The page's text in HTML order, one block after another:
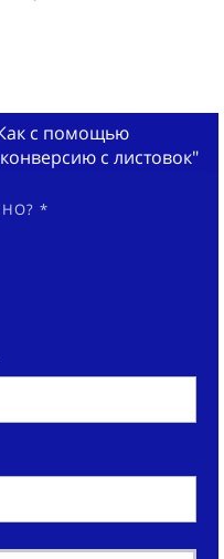
с помощью
с листовок"
*